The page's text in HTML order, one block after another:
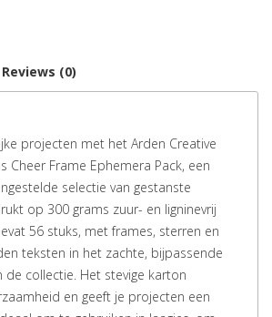
Reviews (0)
projecten met het Arden Creative
Cheer Frame Ephemera Pack, een
selectie van gestanste
op 300 grams zuur- en ligninevrij
56 stuks, met frames, sterren en
teksten in het zachte, bijpassende
de collectie. Het stevige karton
en geeft je projecten een